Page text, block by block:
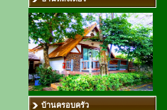
บ้านครอบครัว